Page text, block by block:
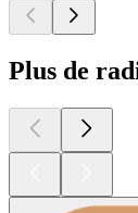
Plus de